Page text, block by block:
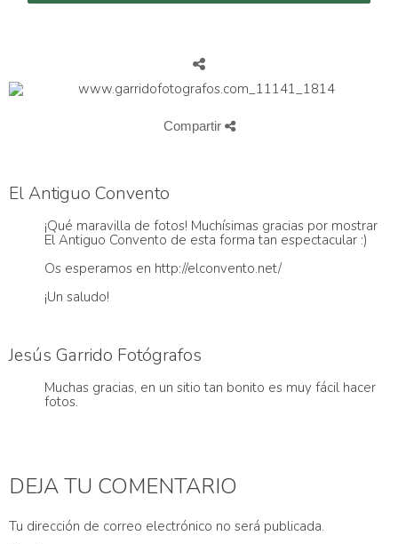
Compartir
El Antiguo Convento
¡Qué maravilla de fotos! Muchísimas gracias por mostrar
El Antiguo Convento de esta forma tan espectacular :)
Os esperamos en http://elconvento.net/
¡Un saludo!
Jesús Garrido Fotógrafos
Muchas gracias, en un sitio tan bonito es muy fácil hacer
fotos.
DEJA TU COMENTARIO
Tu dirección de correo electrónico no será publicada.